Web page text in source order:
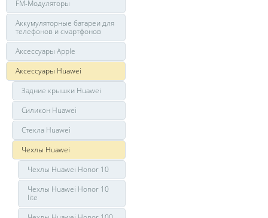
FM-Модуляторы
Аккумуляторные батареи для
телефонов и смартфонов
Аксессуары Apple
Аксессуары Huawei
Задние крышки Huawei
Силикон Huawei
Стекла Huawei
Чехлы Huawei
Чехлы Huawei Honor 10
Чехлы Huawei Honor 10
lite